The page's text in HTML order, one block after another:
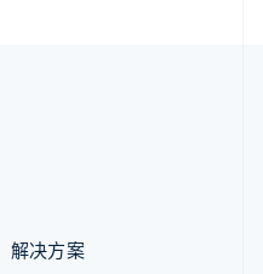
解决方案